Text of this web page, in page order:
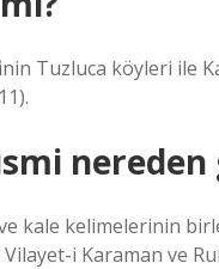
Tuzluca köyleri ile
kale kelimelerinin
i Karaman ve